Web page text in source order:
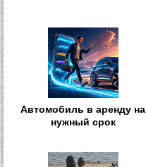
Автомобиль в аренду на
нужный срок